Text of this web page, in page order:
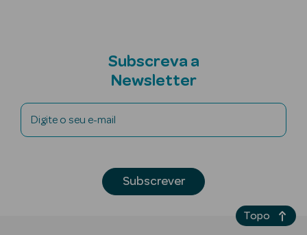
Estética
Vouchers
Subscreva a
Newsletter
Digite o seu e-mail
Subscrever
Topo